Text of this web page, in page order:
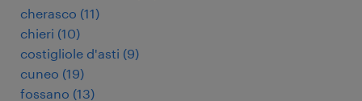
cherasco (11)
chieri (10)
costigliole d'asti (9)
cuneo (19)
fossano (13)